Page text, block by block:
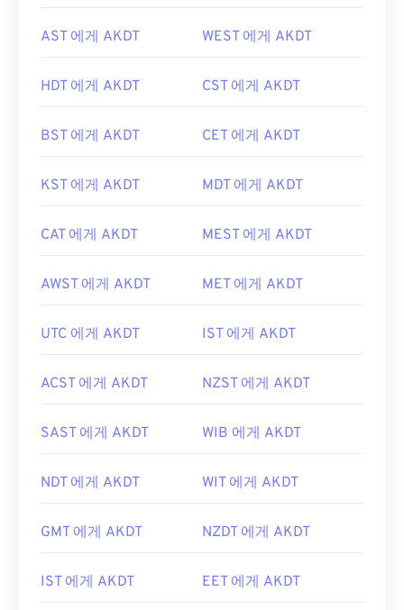
AST 에게 AKDT WEST 에게 AKDT
HDT 에게 AKDT CST 에게 AKDT
BST 에게 AKDT CET 에게 AKDT
KST 에게 AKDT MDT 에게 AKDT
CAT 에게 AKDT MEST 에게 AKDT
AWST 에게 AKDT MET 에게 AKDT
UTC 에게 AKDT IST 에게 AKDT
ACST 에게 AKDT NZST 에게 AKDT
SAST 에게 AKDT WIB 에게 AKDT
NDT 에게 AKDT WIT 에게 AKDT
GMT 에게 AKDT NZDT 에게 AKDT
IST 에게 AKDT EET 에게 AKDT